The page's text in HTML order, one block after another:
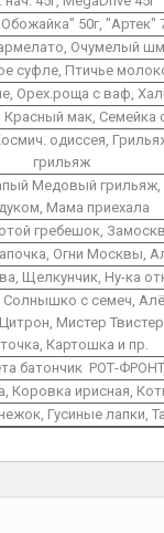
50г, "Артек"
Очумелый
суфле, Птичье
Орех.роща с ваф,
Красный мак, Семейка
одиссея,
грильяж
Медовый грильяж,
Мама приехала
гребешок,
Огни Москвы,
Щелкунчик, Ну-ка
Солнышко с семеч,
Мистер
Картошка и пр.
батончик РОТ-ФРОНТ
Коровка ирисная,
Гусиные лапки,